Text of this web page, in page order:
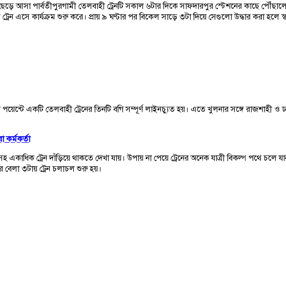
আসা পার্বতীপুরগামী তেলবাহী ট্রেনটি সকাল ৬টার দিকে সাফদারপুর স্টেশনের কাছে
এসে কার্যক্রম শুরু করে। প্রায় ৯ ঘণ্টার পর বিকেল সাড়ে ৩টা দিয়ে সেগুলো উদ্ধার করা হলে
একটি তেলবাহী ট্রেনের তিনটি বগি সম্পূর্ণ লাইনচ্যুত হয়। এতে খুলনার সঙ্গে রাজশাহী ও
কর্মকর্তা
ট্রেন দাঁড়িয়ে থাকতে দেখা যায়। উপায় না পেয়ে ট্রেনের অনেক যাত্রী বিকল্প পথে চলে
বেলা ৩টায় ট্রেন চলাচল শুরু হয়।